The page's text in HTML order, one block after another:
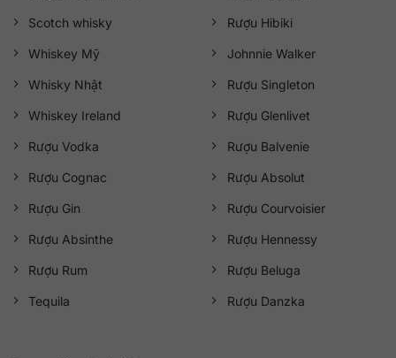
Scotch whisky
Whiskey Mỹ
Whisky Nhật
Whiskey Ireland
Rượu Vodka
Rượu Cognac
Rượu Gin
Rượu Absinthe
Rượu Rum
Tequila
Rượu Hibiki
Johnnie Walker
Rượu Singleton
Rượu Glenlivet
Rượu Balvenie
Rượu Absolut
Rượu Courvoisier
Rượu Hennessy
Rượu Beluga
Rượu Danzka